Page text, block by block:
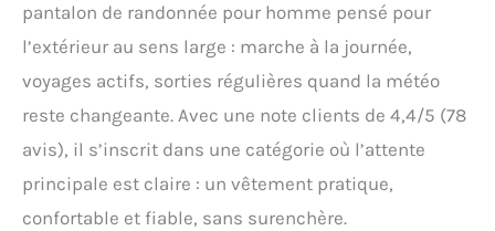
pantalon de randonnée pour homme pensé pour
l’extérieur au sens large : marche à la journée,
voyages actifs, sorties régulières quand la météo
reste changeante. Avec une note clients de 4,4/5 (78
avis), il s’inscrit dans une catégorie où l’attente
principale est claire : un vêtement pratique,
confortable et fiable, sans surenchère.